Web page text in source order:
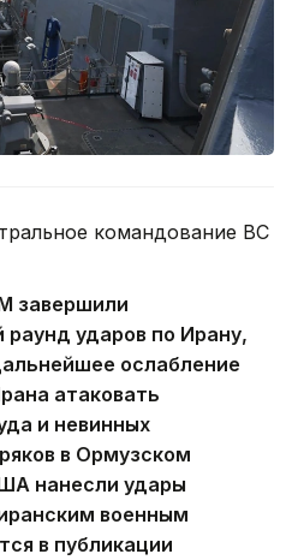
командование ВС
завершили
ударов по Ирану,
ослабление
атаковать
и невинных
в Ормузском
нанесли удары
военным
в публикации